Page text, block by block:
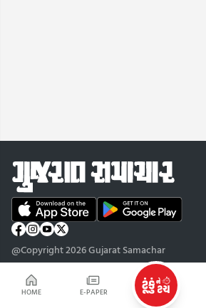
HOME E-PAPER
@Copyright 2026 Gujarat Samachar